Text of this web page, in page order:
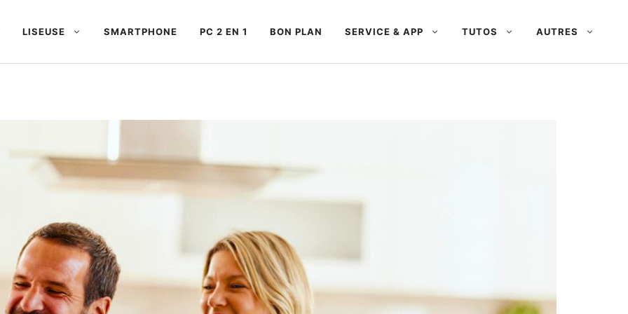
LISEUSE SMARTPHONE PC 2 EN 1 BON PLAN SERVICE & APP TUTOS AUTRES